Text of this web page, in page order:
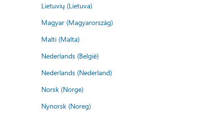
Lietuvių (Lietuva)
Magyar (Magyarország)
Malti (Malta)
Nederlands (België)
Nederlands (Nederland)
Norsk (Norge)
Nynorsk (Noreg)